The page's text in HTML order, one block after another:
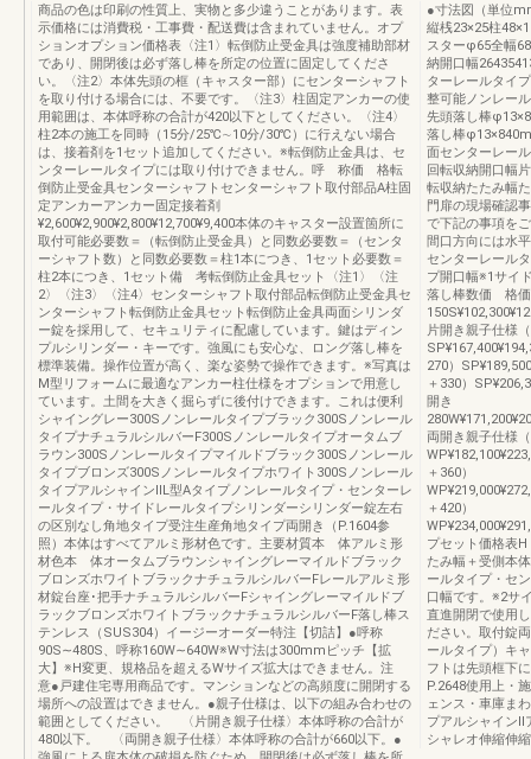
商品の色は印刷の性質上、実物と多少違うことがあります。表
示価格には消費税・工事費・配送費は含まれていません。オプ
ションオプション価格表〈注1〉転倒防止受金具は強度補助部材
であり、開閉後は必ず落し棒を所定の位置に固定してくださ
い。〈注2〉本体先頭の框（キャスター部）にセンターシャフト
を取り付ける場合には、不要です。〈注3〉柱固定アンカーの使
用範囲は、本体呼称の合計が420以下としてください。〈注4〉
柱2本の施工を同時（15分/25℃∼10分/30℃）に行えない場合
は、接着剤を1セット追加してください。※転倒防止金具は、セ
ンターレールタイプには取り付けできません。呼 称価 格転
倒防止受金具センターシャフトセンターシャフト取付部品A柱固
定アンカーアンカー固定接着剤
¥2,600¥2,900¥2,800¥12,700¥9,400本体のキャスター設置箇所に
取付可能必要数＝（転倒防止受金具）と同数必要数＝（センタ
ーシャフト数）と同数必要数＝柱1本につき、1セット必要数＝
柱2本につき、1セット備 考転倒防止金具セット〈注1〉〈注
2〉〈注3〉〈注4〉センターシャフト取付部品転倒防止受金具セ
ンターシャフト転倒防止金具セット転倒防止金具両面シリンダ
ー錠を採用して、セキュリティに配慮しています。鍵はディン
プルシリンダー・キーです。強風にも安心な、ロング落し棒を
標準装備。操作位置が高く、楽な姿勢で操作できます。※写真は
M型リフォームに最適なアンカー柱仕様をオプションで用意し
ています。土間を大きく掘らずに後付けできます。これは便利
シャイングレー300Sノンレールタイプブラック300Sノンレール
タイプナチュラルシルバーF300Sノンレールタイプオータムブ
ラウン300Sノンレールタイプマイルドブラック300Sノンレール
タイプブロンズ300Sノンレールタイプホワイト300Sノンレール
タイプアルシャインⅡL型Aタイプノンレールタイプ・センターレ
ールタイプ・サイドレールタイプシリンダーシリンダー錠左右
の区別なし角地タイプ受注生産角地タイプ両開き（P.1604参
照）本体はすべてアルミ形材色です。主要材質本 体アルミ形
材色本 体オータムブラウンシャイングレーマイルドブラック
ブロンズホワイトブラックナチュラルシルバーFレールアルミ形
材錠台座･把手ナチュラルシルバーFシャイングレーマイルドブ
ラックブロンズホワイトブラックナチュラルシルバーF落し棒ス
テンレス（SUS304）イージーオーダー特注【切詰】●呼称
90S∼480S、呼称160W∼640W※W寸法は300mmピッチ【拡
大】※H変更、規格品を超えるWサイズ拡大はできません。注
意●戸建住宅専用商品です。マンションなどの高頻度に開閉する
場所への設置はできません。●親子仕様は、以下の組み合わせの
範囲としてください。 〈片開き親子仕様〉本体呼称の合計が
480以下。 〈両開き親子仕様〉本体呼称の合計が660以下。●
●寸法図（単位
縦桟23×25柱
スターφ65全幅
納開口幅
ターレールタイ
整可能ノンレー
先頭落し棒
落し棒
面センターレー
回転収納開口幅
転収納たたみ幅
門扉の現場確認
で下記の事項を
間口方向には水
センターレール
プ開口幅※1サイ
落し棒数価 格
片開き親子仕様
270）
＋330）
開き
両開き親子仕様
＋360）
＋420）
プセット価格表
たみ幅＋受側本
ールタイプ・セ
口幅です。※2サ
直進開閉で使用
ださい。取付錠
ールタイプ）キ
フトは先頭框下
P.2648使用上・
ェンス・車庫ま
プアルシャインⅡ
シャレオ伸縮伸